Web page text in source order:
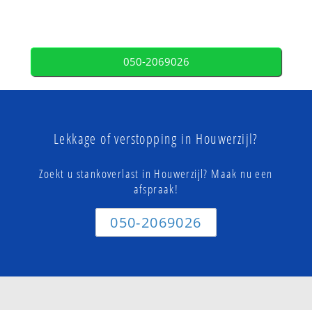
050-2069026
Lekkage of verstopping in Houwerzijl?
Zoekt u stankoverlast in Houwerzijl? Maak nu een
afspraak!
050-2069026